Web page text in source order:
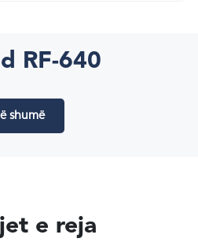
RF-640
shumë
e reja